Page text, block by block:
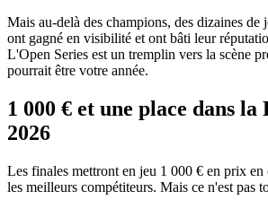
Mais au-delà des champions, des dizaines de
ont gagné en visibilité et ont bâti leur
L'Open Series est un tremplin vers la scène
pourrait être votre année.
1 000 € et une place dans la
2026
Les finales mettront en jeu 1 000 € en prix en
les meilleurs compétiteurs. Mais ce n'est pas